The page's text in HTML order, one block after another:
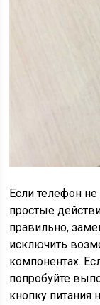
Если телефон
простые
правильно,
исключить
компонентах.
попробуйте
кнопку питания